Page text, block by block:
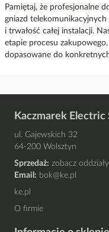
Pamiętaj, że profesjonalne
gniazd
i trwałość całej instalacji.
etapie procesu
dopasowane do
Kaczmarek Electric
ul. Gajewskich 32
64-200 Wolsztyn
Sprzedaż: zobacz oddziały
Email: bok@ke.pl
ke.pl
O firmie